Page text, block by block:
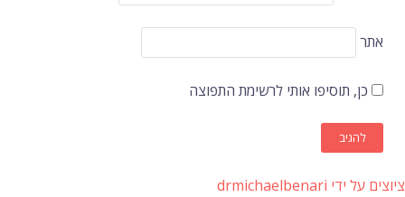
אתר
כן, תוסיפו אותי לרשימת התפוצה
ציוצים על ידי drmichaelbenari